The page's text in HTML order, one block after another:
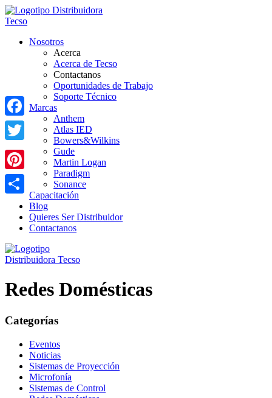
Nosotros
Acerca
Acerca de Tecso
Contactanos
Oportunidades de Trabajo
Soporte Técnico
Marcas
Anthem
Atlas IED
Bowers&Wilkins
Gude
Martin Logan
Paradigm
Sonance
Capacitación
Blog
Quieres Ser Distribuidor
Contactanos
Redes Domésticas
Facebook
Twitter
Pinterest
Share
Categorías
Eventos
Noticias
Sistemas de Proyección
Microfonía
Sistemas de Control